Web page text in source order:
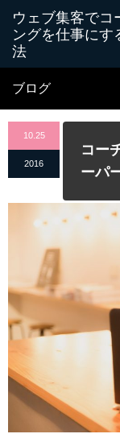
ブログ
10.25
2016
コー
ーパ